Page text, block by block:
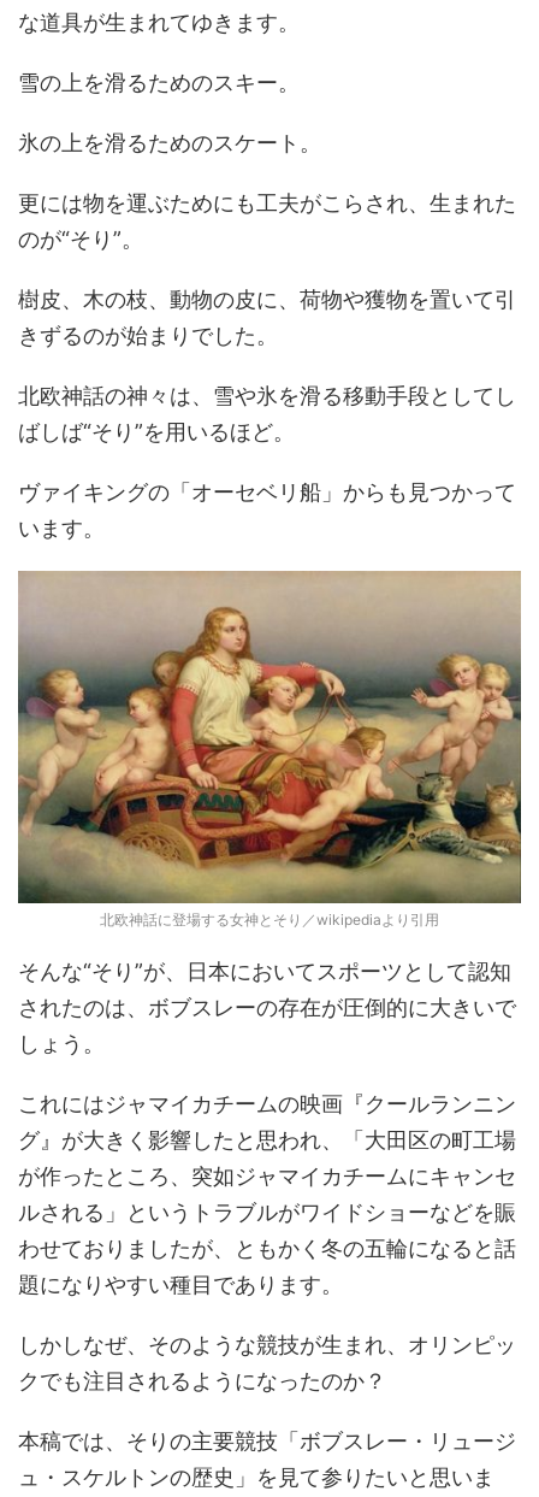
な道具が生まれてゆきます。
雪の上を滑るためのスキー。
氷の上を滑るためのスケート。
更には物を運ぶためにも工夫がこらされ、生まれた
のが“そり”。
樹皮、木の枝、動物の皮に、荷物や獲物を置いて引
きずるのが始まりでした。
北欧神話の神々は、雪や氷を滑る移動手段としてし
ばしば“そり”を用いるほど。
ヴァイキングの「オーセベリ船」からも見つかって
います。
北欧神話に登場する女神とそり／wikipediaより引用
そんな“そり”が、日本においてスポーツとして認知
されたのは、ボブスレーの存在が圧倒的に大きいで
しょう。
これにはジャマイカチームの映画『クールランニン
グ』が大きく影響したと思われ、「大田区の町工場
が作ったところ、突如ジャマイカチームにキャンセ
ルされる」というトラブルがワイドショーなどを賑
わせておりましたが、ともかく冬の五輪になると話
題になりやすい種目であります。
しかしなぜ、そのような競技が生まれ、オリンピッ
クでも注目されるようになったのか？
本稿では、そりの主要競技「ボブスレー・リュージ
ュ・スケルトンの歴史」を見て参りたいと思いま